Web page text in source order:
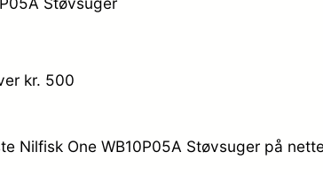
kr. 500
Nilfisk One WB10P05A Støvsuger på